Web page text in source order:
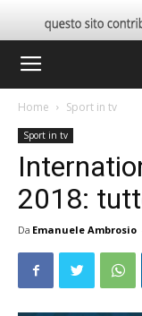
Home Sport in tv
Sport in tv
2018:
Da Emanuele Ambrosio